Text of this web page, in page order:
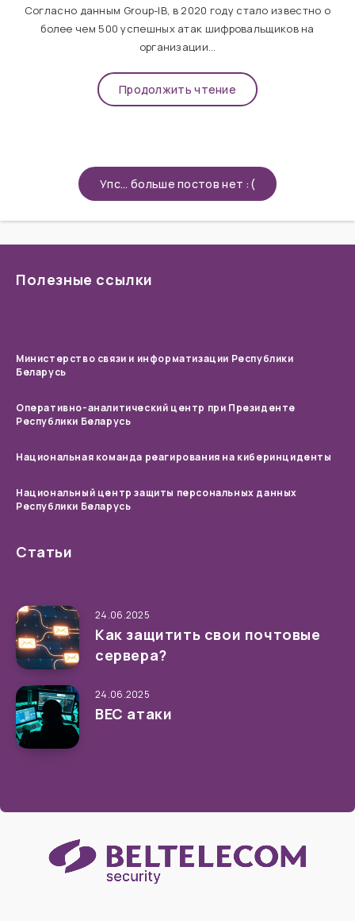
Согласно данным Group-IB, в 2020 году стало известно о
более чем 500 успешных атак шифровальщиков на
организации…
Продолжить чтение
Упс... больше постов нет :(
Полезные ссылки
Министерство связи и информатизации Республики
Беларусь
Оперативно-аналитический центр при Президенте
Республики Беларусь
Национальная команда реагирования на киберинциденты
Национальный центр защиты персональных данных
Республики Беларусь
Статьи
24.06.2025
Как защитить свои почтовые
сервера?
24.06.2025
ВЕС атаки